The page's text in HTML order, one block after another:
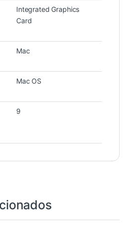
Integrated Graphics
Card
Mac
Mac OS
9